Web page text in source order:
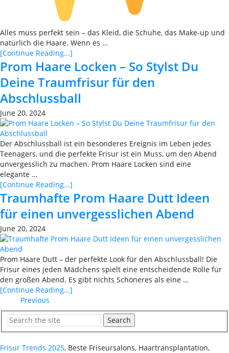
Alles muss perfekt sein – das Kleid, die Schuhe, das Make-up und
natürlich die Haare. Wenn es …
[Continue Reading...]
Prom Haare Locken – So Stylst Du
Deine Traumfrisur für den
Abschlussball
June 20, 2024
Der Abschlussball ist ein besonderes Ereignis im Leben jedes
Teenagers, und die perfekte Frisur ist ein Muss, um den Abend
unvergesslich zu machen. Prom Haare Locken sind eine
elegante …
[Continue Reading...]
Traumhafte Prom Haare Dutt Ideen
für einen unvergesslichen Abend
June 20, 2024
Prom Haare Dutt – der perfekte Look für den Abschlussball! Die
Frisur eines jeden Mädchens spielt eine entscheidende Rolle für
den großen Abend. Es gibt nichts Schöneres als eine …
[Continue Reading...]
Previous
Search
Frisur Trends 2025, Beste Friseursalons, Haartransplantation,